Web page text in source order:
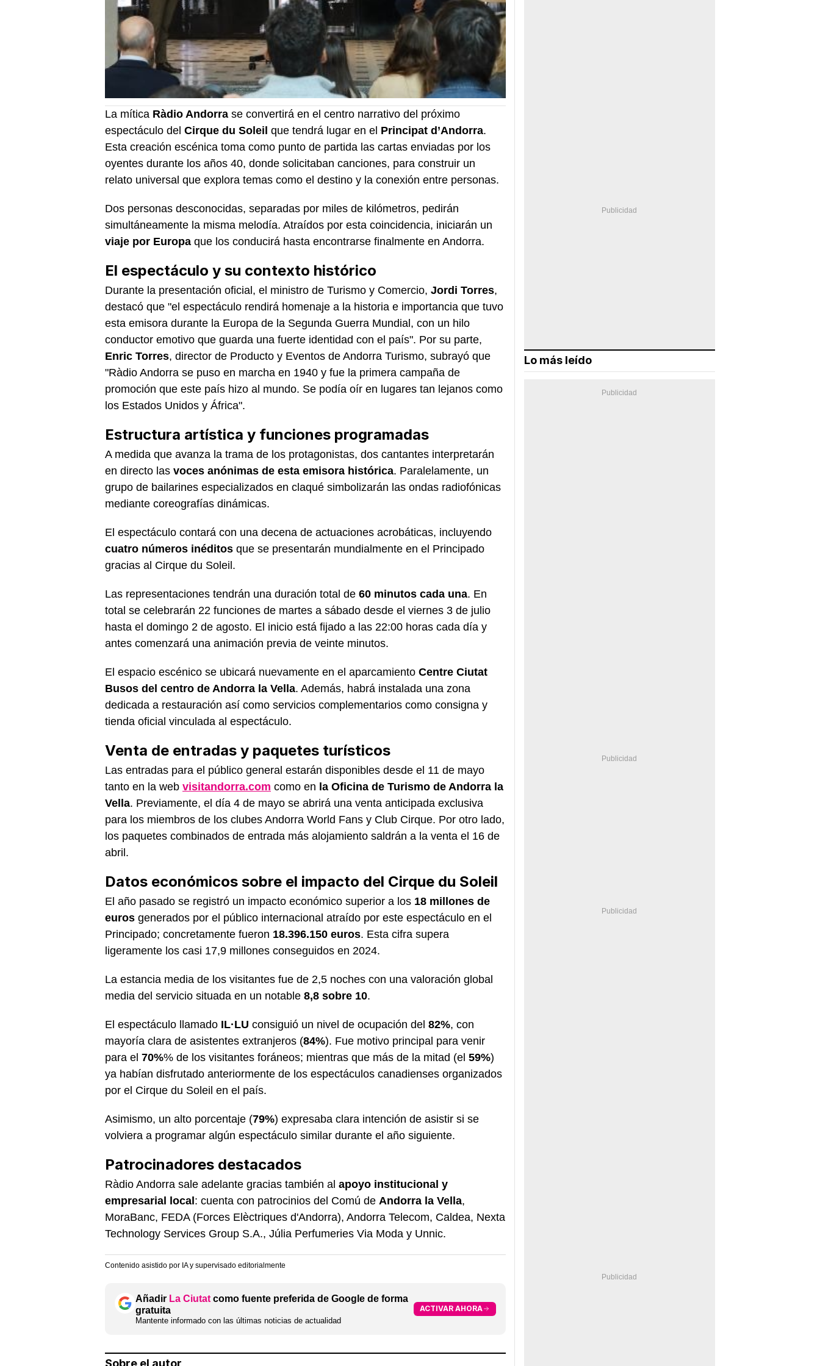
La mítica Ràdio Andorra se convertirá en el centro narrativo del próximo
espectáculo del Cirque du Soleil que tendrá lugar en el Principat d’Andorra.
Esta creación escénica toma como punto de partida las cartas enviadas por los
oyentes durante los años 40, donde solicitaban canciones, para construir un
relato universal que explora temas como el destino y la conexión entre personas.
Dos personas desconocidas, separadas por miles de kilómetros, pedirán
simultáneamente la misma melodía. Atraídos por esta coincidencia, iniciarán un
viaje por Europa que los conducirá hasta encontrarse finalmente en Andorra.
El espectáculo y su contexto histórico
Durante la presentación oficial, el ministro de Turismo y Comercio, Jordi Torres,
destacó que "el espectáculo rendirá homenaje a la historia e importancia que tuvo
esta emisora durante la Europa de la Segunda Guerra Mundial, con un hilo
conductor emotivo que guarda una fuerte identidad con el país". Por su parte,
Enric Torres, director de Producto y Eventos de Andorra Turismo, subrayó que
"Ràdio Andorra se puso en marcha en 1940 y fue la primera campaña de
promoción que este país hizo al mundo. Se podía oír en lugares tan lejanos como
los Estados Unidos y África".
Estructura artística y funciones programadas
A medida que avanza la trama de los protagonistas, dos cantantes interpretarán
en directo las voces anónimas de esta emisora histórica. Paralelamente, un
grupo de bailarines especializados en claqué simbolizarán las ondas radiofónicas
mediante coreografías dinámicas.
El espectáculo contará con una decena de actuaciones acrobáticas, incluyendo
cuatro números inéditos que se presentarán mundialmente en el Principado
gracias al Cirque du Soleil.
Las representaciones tendrán una duración total de 60 minutos cada una. En
total se celebrarán 22 funciones de martes a sábado desde el viernes 3 de julio
hasta el domingo 2 de agosto. El inicio está fijado a las 22:00 horas cada día y
antes comenzará una animación previa de veinte minutos.
El espacio escénico se ubicará nuevamente en el aparcamiento Centre Ciutat
Busos del centro de Andorra la Vella. Además, habrá instalada una zona
dedicada a restauración así como servicios complementarios como consigna y
tienda oficial vinculada al espectáculo.
Venta de entradas y paquetes turísticos
Las entradas para el público general estarán disponibles desde el 11 de mayo
tanto en la web visitandorra.com como en la Oficina de Turismo de Andorra la
Vella. Previamente, el día 4 de mayo se abrirá una venta anticipada exclusiva
para los miembros de los clubes Andorra World Fans y Club Cirque. Por otro lado,
los paquetes combinados de entrada más alojamiento saldrán a la venta el 16 de
abril.
Datos económicos sobre el impacto del Cirque du Soleil
El año pasado se registró un impacto económico superior a los 18 millones de
euros generados por el público internacional atraído por este espectáculo en el
Principado; concretamente fueron 18.396.150 euros. Esta cifra supera
ligeramente los casi 17,9 millones conseguidos en 2024.
La estancia media de los visitantes fue de 2,5 noches con una valoración global
media del servicio situada en un notable 8,8 sobre 10.
El espectáculo llamado IL·LU consiguió un nivel de ocupación del 82%, con
mayoría clara de asistentes extranjeros (84%). Fue motivo principal para venir
para el 70%% de los visitantes foráneos; mientras que más de la mitad (el 59%)
ya habían disfrutado anteriormente de los espectáculos canadienses organizados
por el Cirque du Soleil en el país.
Asimismo, un alto porcentaje (79%) expresaba clara intención de asistir si se
volviera a programar algún espectáculo similar durante el año siguiente.
Patrocinadores destacados
Ràdio Andorra sale adelante gracias también al apoyo institucional y
empresarial local: cuenta con patrocinios del Comú de Andorra la Vella,
MoraBanc, FEDA (Forces Elèctriques d'Andorra), Andorra Telecom, Caldea, Nexta
Technology Services Group S.A., Júlia Perfumeries Via Moda y Unnic.
Contenido asistido por IA y supervisado editorialmente
Añadir La Ciutat como fuente preferida de Google de forma
gratuita
Mantente informado con las últimas noticias de actualidad
ACTIVAR AHORA
Sobre el autor
Lo más leído